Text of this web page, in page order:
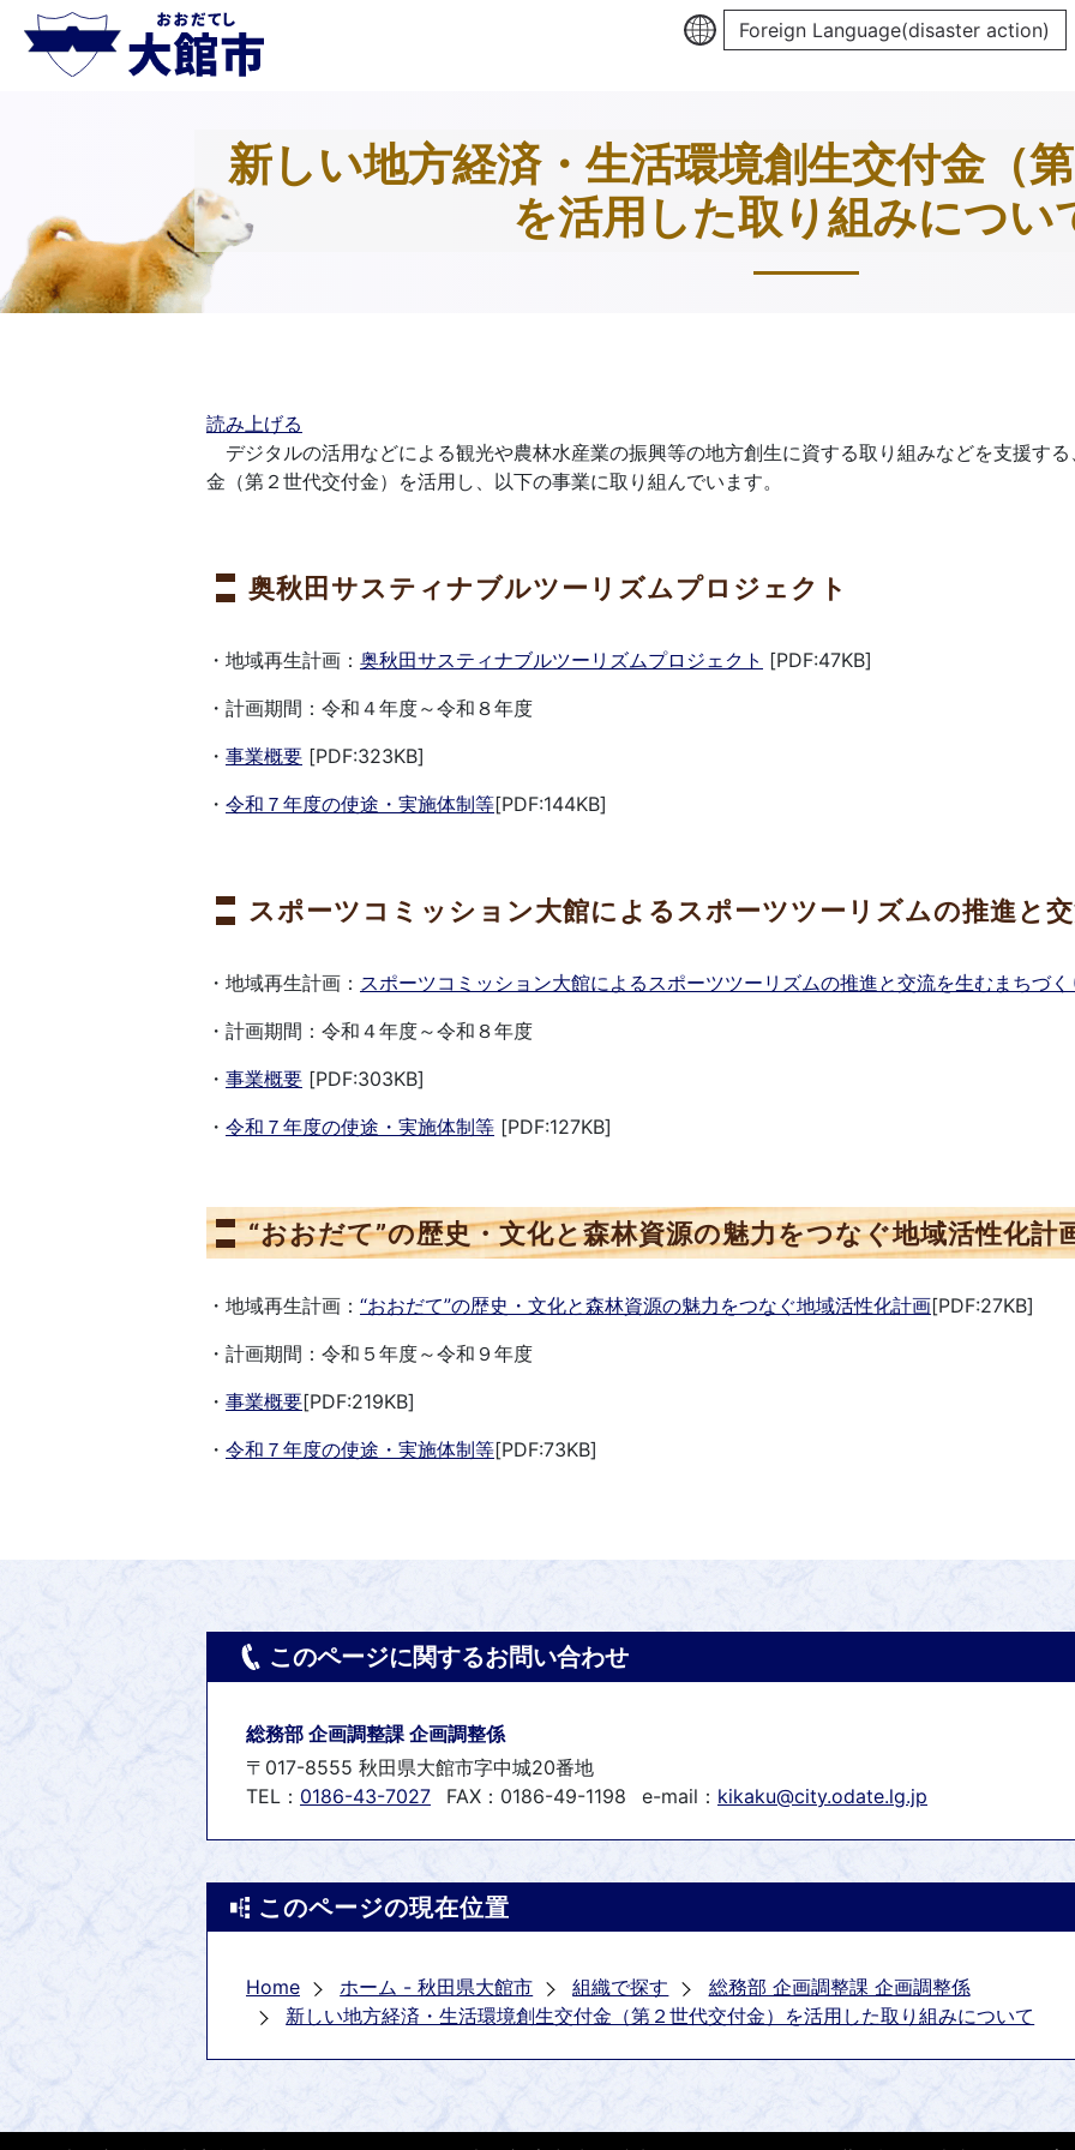
Foreign Language(disaster action)
新しい地方経済・生活環境創生交付金（
を活用した取り組みについ
読み上げる
デジタルの活用などによる観光や農林水産業の振興等の地方創生に資する取り組みなどを支援す
金（第２世代交付金）を活用し、以下の事業に取り組んでいます。
奥秋田サスティナブルツーリズムプロジェクト
・地域再生計画： 奥秋田サスティナブルツーリズムプロジェクト [PDF:47KB]
・計画期間：令和４年度～令和８年度
・ 事業概要 [PDF:323KB]
・ 令和７年度の使途・実施体制等[PDF:144KB]
スポーツコミッション大館によるスポーツツーリズムの推進と
・地域再生計画： スポーツコミッション大館によるスポーツツーリズムの推進と交流を生むまちづく
・計画期間：令和４年度～令和８年度
・ 事業概要 [PDF:303KB]
・ 令和７年度の使途・実施体制等 [PDF:127KB]
“おおだて”の歴史・文化と森林資源の魅力をつなぐ地域活性化計
・地域再生計画： “おおだて”の歴史・文化と森林資源の魅力をつなぐ地域活性化計画[PDF:27KB]
・計画期間：令和５年度～令和９年度
・ 事業概要[PDF:219KB]
・ 令和７年度の使途・実施体制等[PDF:73KB]
このページに関するお問い合わせ
総務部 企画調整課 企画調整係
〒017-8555 秋田県大館市字中城20番地
TEL： 0186-43-7027 FAX：0186-49-1198 e-mail： kikaku@city.odate.lg.jp
このページの現在位置
Home ホーム - 秋田県大館市 組織で探す
総務部 企画調整課 企画調整係
新しい地方経済・生活環境創生交付金（第２世代交付金）を活用した取り組みについて